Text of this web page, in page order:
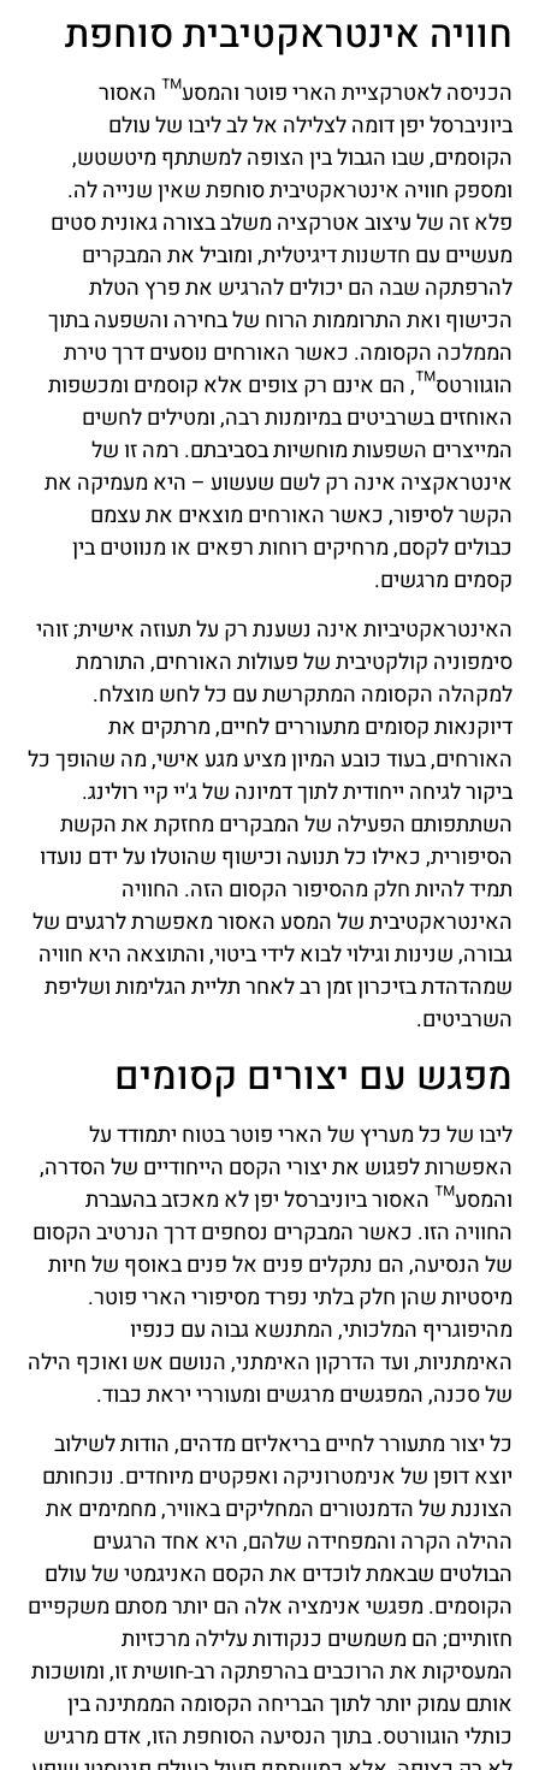
חוויה אינטראקטיבית סוחפת
הכניסה לאטרקציית הארי פוטר והמסע™ האסור
ביוניברסל יפן דומה לצלילה אל לב ליבו של עולם
הקוסמים, שבו הגבול בין הצופה למשתתף מיטשטש,
ומספק חוויה אינטראקטיבית סוחפת שאין שנייה לה.
פלא זה של עיצוב אטרקציה משלב בצורה גאונית סטים
מעשיים עם חדשנות דיגיטלית, ומוביל את המבקרים
להרפתקה שבה הם יכולים להרגיש את פרץ הטלת
הכישוף ואת התרוממות הרוח של בחירה והשפעה בתוך
הממלכה הקסומה. כאשר האורחים נוסעים דרך טירת
הוגוורטס™, הם אינם רק צופים אלא קוסמים ומכשפות
האוחזים בשרביטים במיומנות רבה, ומטילים לחשים
המייצרים השפעות מוחשיות בסביבתם. רמה זו של
אינטראקציה אינה רק לשם שעשוע – היא מעמיקה את
הקשר לסיפור, כאשר האורחים מוצאים את עצמם
כבולים לקסם, מרחיקים רוחות רפאים או מנווטים בין
קסמים מרגשים.
האינטראקטיביות אינה נשענת רק על תעוזה אישית; זוהי
סימפוניה קולקטיבית של פעולות האורחים, התורמת
למקהלה הקסומה המתקרשת עם כל לחש מוצלח.
דיוקנאות קסומים מתעוררים לחיים, מרתקים את
האורחים, בעוד כובע המיון מציע מגע אישי, מה שהופך כל
ביקור לגיחה ייחודית לתוך דמיונה של ג'יי קיי רולינג.
השתתפותם הפעילה של המבקרים מחזקת את הקשת
הסיפורית, כאילו כל תנועה וכישוף שהוטלו על ידם נועדו
תמיד להיות חלק מהסיפור הקסום הזה. החוויה
האינטראקטיבית של המסע האסור מאפשרת לרגעים של
גבורה, שנינות וגילוי לבוא לידי ביטוי, והתוצאה היא חוויה
שמהדהדת בזיכרון זמן רב לאחר תליית הגלימות ושליפת
השרביטים.
מפגש עם יצורים קסומים
ליבו של כל מעריץ של הארי פוטר בטוח יתמודד על
האפשרות לפגוש את יצורי הקסם הייחודיים של הסדרה,
והמסע™ האסור ביוניברסל יפן לא מאכזב בהעברת
החוויה הזו. כאשר המבקרים נסחפים דרך הנרטיב הקסום
של הנסיעה, הם נתקלים פנים אל פנים באוסף של חיות
מיסטיות שהן חלק בלתי נפרד מסיפורי הארי פוטר.
מהיפוגריף המלכותי, המתנשא גבוה עם כנפיו
האימתניות, ועד הדרקון האימתני, הנושם אש ואוכף הילה
של סכנה, המפגשים מרגשים ומעוררי יראת כבוד.
כל יצור מתעורר לחיים בריאליזם מדהים, הודות לשילוב
יוצא דופן של אנימטרוניקה ואפקטים מיוחדים. נוכחותם
הצוננת של הדמנטורים המחליקים באוויר, מחמימים את
ההילה הקרה והמפחידה שלהם, היא אחד הרגעים
הבולטים שבאמת לוכדים את הקסם האניגמטי של עולם
הקוסמים. מפגשי אנימציה אלה הם יותר מסתם משקפיים
חזותיים; הם משמשים כנקודות עלילה מרכזיות
המעסיקות את הרוכבים בהרפתקה רב-חושית זו, ומושכות
אותם עמוק יותר לתוך הבריחה הקסומה הממתינה בין
כותלי הוגוורטס. בתוך הנסיעה הסוחפת הזו, אדם מרגיש